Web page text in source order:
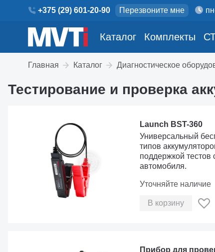
+375 (29) 601-20-90 Перезвоните мне
Каталог Комплекты
Главная Каталог Диагностическое
Тестирование и проверка
Launch BST-360
Универсальный
типов
поддержкой тестов
автомобиля.
Уточняйте наличие
В корзину
Прибор для